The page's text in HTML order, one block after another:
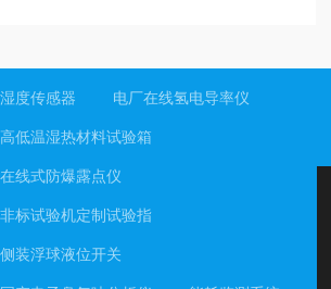
，将这一复杂问题转化为直观的数值。
测试仪的核心逻辑基于欧姆定律的变体应
上是直流电阻，但其数值通常高达兆欧
通万用表无法直接测量。为此，该仪器
内部升压电路将电池电压提升至500V、
湿度传感器 电厂在线氢电导率仪
高低温湿热材料试验箱
在线式防爆露点仪
非标试验机定制试验指
侧装浮球液位开关